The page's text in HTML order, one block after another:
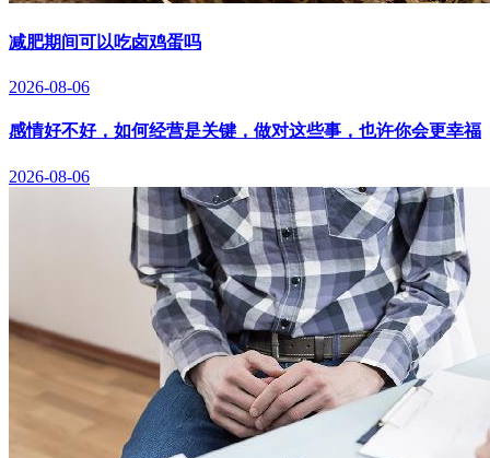
减肥期间可以吃卤鸡蛋吗
2026-08-06
感情好不好，如何经营是关键，做对这些事，也许你会更幸福
2026-08-06